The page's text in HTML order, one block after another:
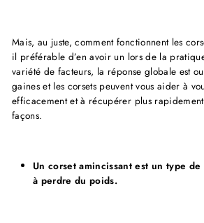
Mais, au juste, comment fonctionnent les
il préférable d’en avoir un lors de la
variété de facteurs, la réponse globale est
gaines et les corsets peuvent vous aider à
efficacement et à récupérer plus
façons.
Un corset amincissant est un type
à perdre du poids.